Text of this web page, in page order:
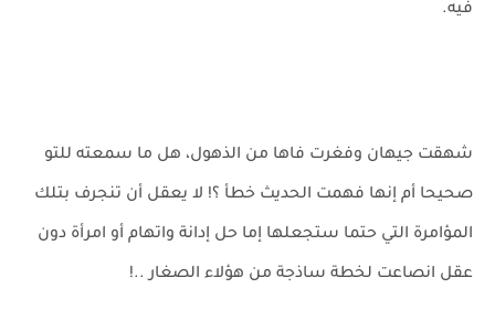
فيه.
شهقت جيهان وفغرت فاها من الذهول، هل ما سمعته للتو
صحيحا أم إنها فهمت الحديث خطأ ؟! لا يعقل أن تنجرف بتلك
المؤامرة التي حتما ستجعلها إما حل إدانة واتهام أو امرأة دون
عقل انصاعت لخطة ساذجة من هؤلاء الصغار ..!